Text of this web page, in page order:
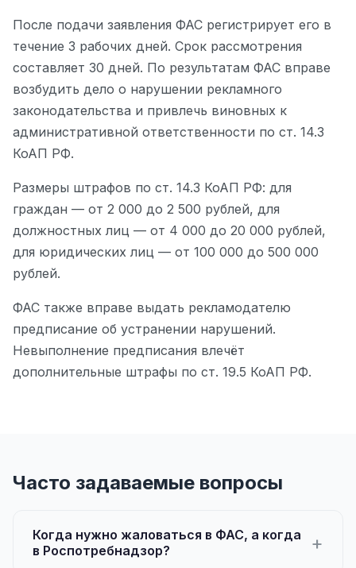
После подачи заявления ФАС регистрирует его в
течение 3 рабочих дней. Срок рассмотрения
составляет 30 дней. По результатам ФАС вправе
возбудить дело о нарушении рекламного
законодательства и привлечь виновных к
административной ответственности по ст. 14.3
КоАП РФ.
Размеры штрафов по ст. 14.3 КоАП РФ: для
граждан — от 2 000 до 2 500 рублей, для
должностных лиц — от 4 000 до 20 000 рублей,
для юридических лиц — от 100 000 до 500 000
рублей.
ФАС также вправе выдать рекламодателю
предписание об устранении нарушений.
Невыполнение предписания влечёт
дополнительные штрафы по ст. 19.5 КоАП РФ.
Часто задаваемые вопросы
Когда нужно жаловаться в ФАС, а когда
в Роспотребнадзор?